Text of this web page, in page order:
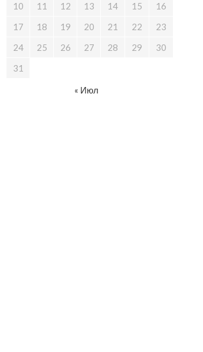
10
11 12 13 14 15
16
17
18 19 20 21 22
23
24
25 26 27 28 29
30
31
« Июл